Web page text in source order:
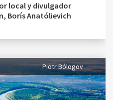
local y divulgador
Borís Anatólievich
Piotr Bólogov